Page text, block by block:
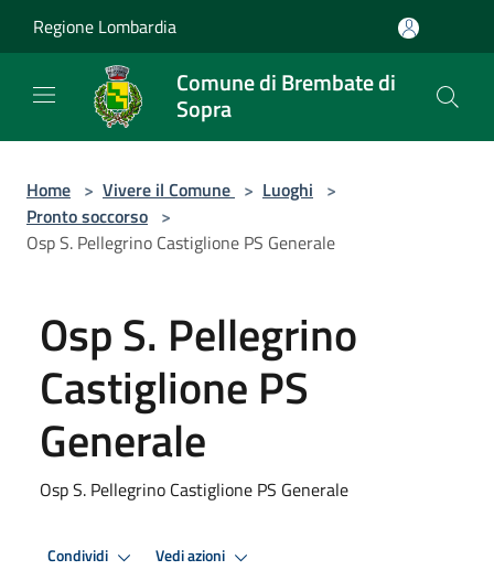
Regione Lombardia
Comune di Brembate di
Sopra
Home > Vivere il Comune > Luoghi >
Pronto soccorso >
Osp S. Pellegrino Castiglione PS Generale
Osp S. Pellegrino
Castiglione PS
Generale
Osp S. Pellegrino Castiglione PS Generale
Condividi Vedi azioni